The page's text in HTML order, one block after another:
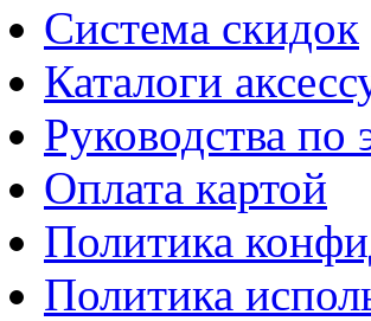
Система скидок
Каталоги
Руководства по
Оплата картой
Политика
Политика